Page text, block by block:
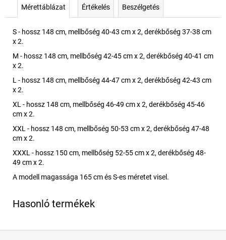
Mérettáblázat Értékelés Beszélgetés
S - hossz 148 cm, mellbőség 40-43 cm x 2, derékbőség 37-38 cm
x 2.
M - hossz 148 cm, mellbőség 42-45 cm x 2, derékbőség 40-41 cm
x 2.
L - hossz 148 cm, mellbőség 44-47 cm x 2, derékbőség 42-43 cm
x 2.
XL - hossz 148 cm, mellbőség 46-49 cm x 2, derékbőség 45-46
cm x 2.
XXL - hossz 148 cm, mellbőség 50-53 cm x 2, derékbőség 47-48
cm x 2.
XXXL - hossz 150 cm, mellbőség 52-55 cm x 2, derékbőség 48-
49 cm x 2.
A modell magassága 165 cm és S-es méretet visel.